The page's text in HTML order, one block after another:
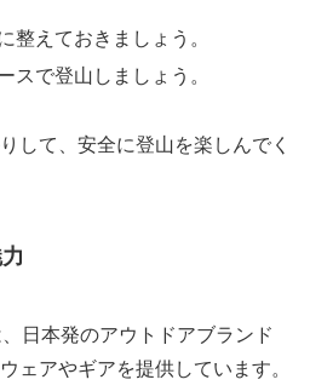
整えておきましょう。
スで登山しましょう。
して、安全に登山を楽しんでく
日本発のアウトドアブランド
ェアやギアを提供しています。